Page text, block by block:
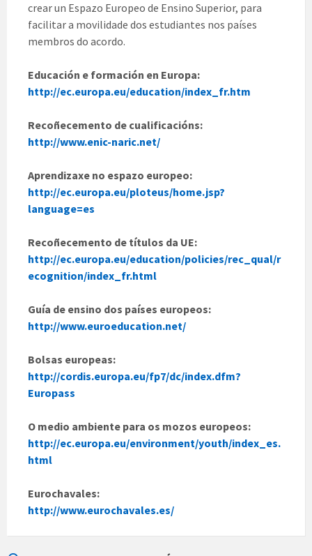
crear un Espazo Europeo de Ensino Superior, para
facilitar a movilidade dos estudiantes nos países
membros do acordo.
Educación e formación en Europa:
http://ec.europa.eu/education/index_fr.htm
Recoñecemento de cualificacións:
http://www.enic-naric.net/
Aprendizaxe no espazo europeo:
http://ec.europa.eu/ploteus/home.jsp?
language=es
Recoñecemento de títulos da UE:
http://ec.europa.eu/education/policies/rec_qual/r
ecognition/index_fr.html
Guía de ensino dos países europeos:
http://www.euroeducation.net/
Bolsas europeas:
http://cordis.europa.eu/fp7/dc/index.dfm?
Europass
O medio ambiente para os mozos europeos:
http://ec.europa.eu/environment/youth/index_es.
html
Eurochavales:
http://www.eurochavales.es/